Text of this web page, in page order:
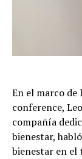
En el marco
conference,
compañía
bienestar,
bienestar en el